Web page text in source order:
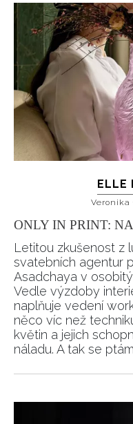
ELLE
Veronika
ONLY IN PRINT:
Letitou zkušenost z
svatebních agentur
Asadchaya v
Vedle výzdoby
naplňuje vedení
něco víc než
květin a jejich
náladu. A tak se